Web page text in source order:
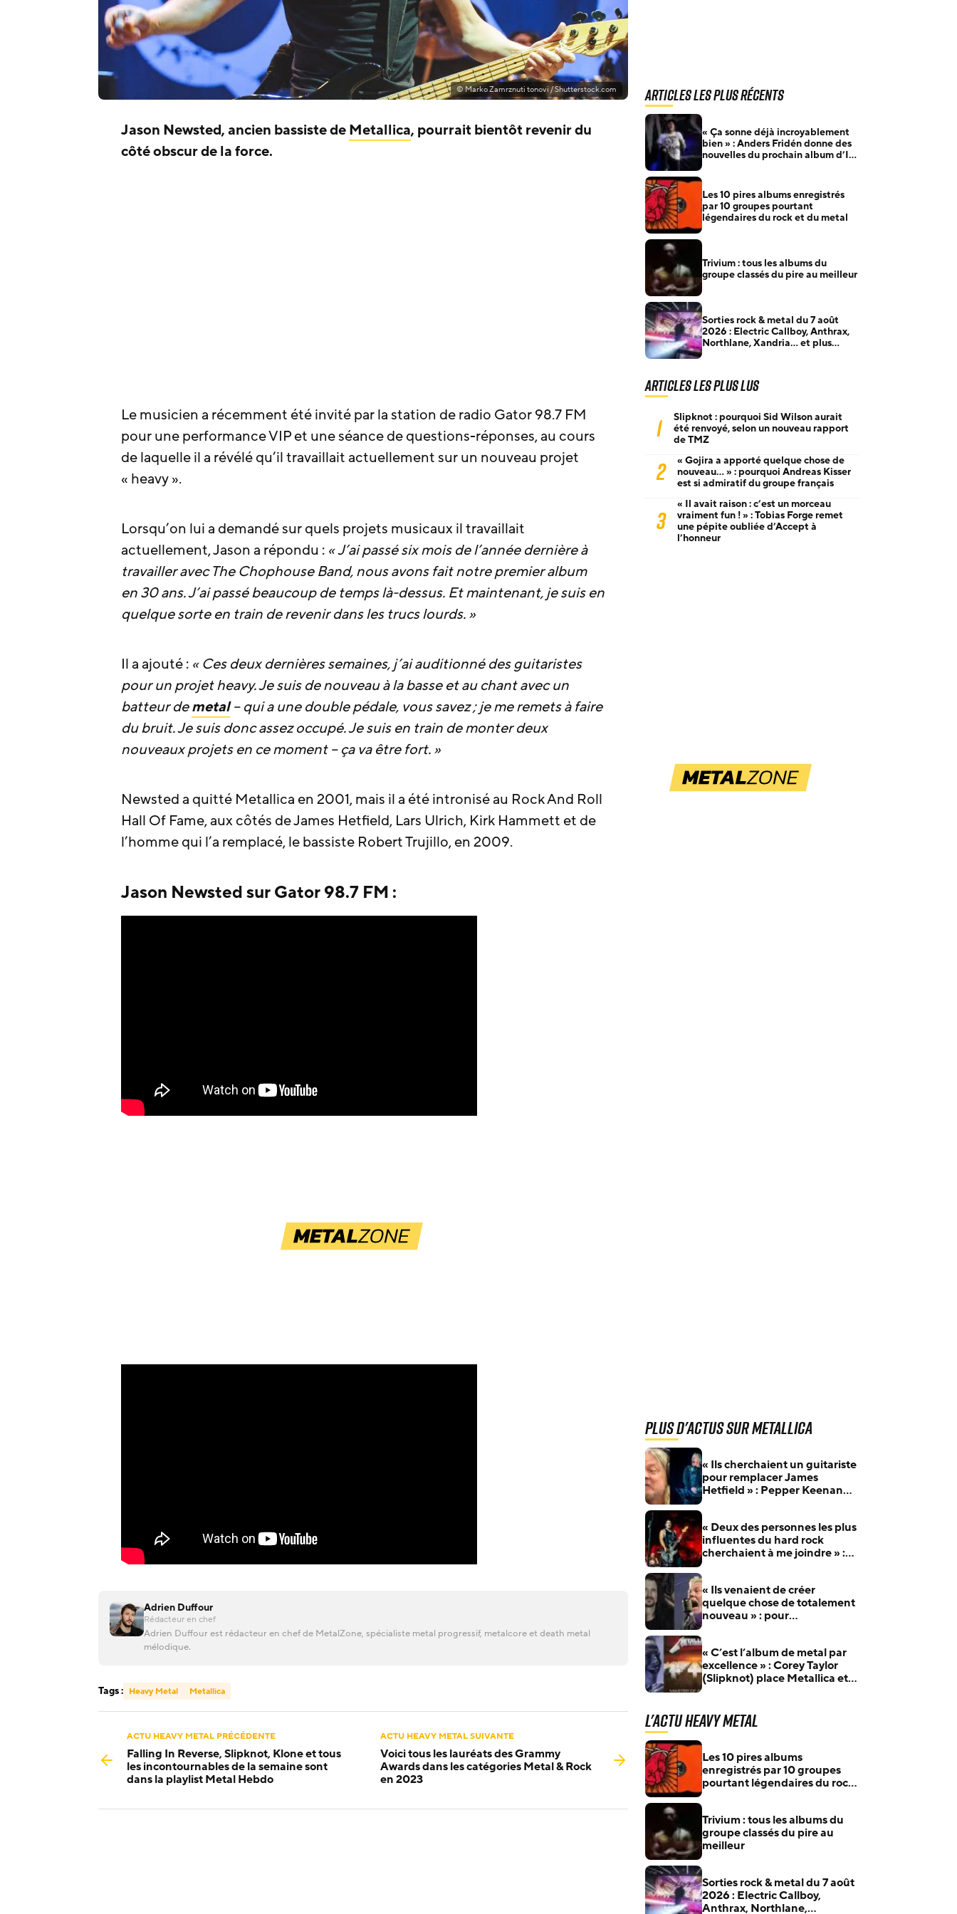
© Marko Zamrznuti tonovi / Shutterstock.com
Jason Newsted, ancien bassiste deMetallica, pourrait bientôt revenir du
côté obscur de la force.
Le musicien a récemment été invité par la station de radio Gator 98.7 FM
pour une performance VIP et une séance de questions-réponses, au cours
de laquelle il a révélé qu’il travaillait actuellement sur un nouveau projet
« heavy ».
Lorsqu’on lui a demandé sur quels projets musicaux il travaillait
actuellement, Jason a répondu : « J’ai passé six mois de l’année dernière à
travailler avec The Chophouse Band, nous avons fait notre premier album
en 30 ans. J’ai passé beaucoup de temps là-dessus. Et maintenant, je suis en
quelque sorte en train de revenir dans les trucs lourds. »
Il a ajouté : « Ces deux dernières semaines, j’ai auditionné des guitaristes
pour un projet heavy. Je suis de nouveau à la basse et au chant avec un
batteur demetal– qui a une double pédale, vous savez ; je me remets à faire
du bruit. Je suis donc assez occupé. Je suis en train de monter deux
nouveaux projets en ce moment – ça va être fort. »
Newsted a quitté Metallica en 2001, mais il a été intronisé au Rock And Roll
Hall Of Fame, aux côtés de James Hetfield, Lars Ulrich, Kirk Hammett et de
l’homme qui l’a remplacé, le bassiste Robert Trujillo, en 2009.
Jason Newsted sur Gator 98.7 FM :
Adrien Duffour
Rédacteur en chef
Adrien Duffour est rédacteur en chef de MetalZone, spécialiste metal progressif, metalcore et death metal
mélodique.
Tags : Heavy Metal Metallica
ACTU HEAVY METAL PRÉCÉDENTE
Falling In Reverse, Slipknot, Klone et tous
les incontournables de la semaine sont
dans la playlist Metal Hebdo
ACTU HEAVY METAL SUIVANTE
Voici tous les lauréats des Grammy
Awards dans les catégories Metal & Rock
en 2023
Articles les plus récents
« Ça sonne déjà incroyablement
bien » : Anders Fridén donne des
nouvelles du prochain album d’In
Les 10 pires albums enregistrés
par 10 groupes pourtant
légendaires du rock et du metal
Trivium : tous les albums du
groupe classés du pire au meilleur
Sorties rock & metal du 7 août
2026 : Electric Callboy, Anthrax,
Northlane, Xandria… et plus
Articles les plus lus
1
Slipknot : pourquoi Sid Wilson aurait
été renvoyé, selon un nouveau rapport
de TMZ
2
« Gojira a apporté quelque chose de
nouveau… » : pourquoi Andreas Kisser
est si admiratif du groupe français
3
« Il avait raison : c’est un morceau
vraiment fun ! » : Tobias Forge remet
une pépite oubliée d’Accept à
l’honneur
Plus d'actus sur Metallica
« Ils cherchaient un guitariste
pour remplacer James
Hetfield » : Pepper Keenan
« Deux des personnes les plus
influentes du hard rock
cherchaient à me joindre » :
« Ils venaient de créer
quelque chose de totalement
nouveau » : pour
souvient du jour où il a
compris que Metallica allait
changer le heavy metal
« C’est l’album de metal par
excellence » : Corey Taylor
(Slipknot) place Metallica et
L'actu Heavy Metal
Les 10 pires albums
enregistrés par 10 groupes
pourtant légendaires du rock
Trivium : tous les albums du
groupe classés du pire au
meilleur
Sorties rock & metal du 7 août
2026 : Electric Callboy,
Anthrax, Northlane,